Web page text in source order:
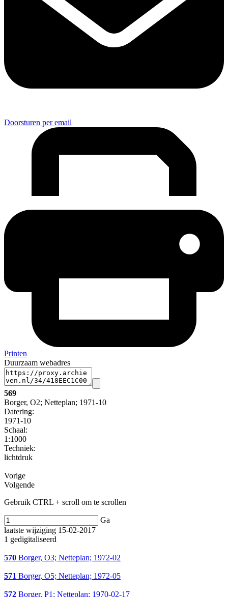
Doorsturen per email
Printen
Duurzaam webadres
569
Borger, O2; Netteplan; 1971-10
Datering:
1971-10
Schaal:
1:1000
Techniek:
lichtdruk
Vorige
Volgende
Gebruik CTRL + scroll om te scrollen
Ga
laatste wijziging 15-02-2017
1 gedigitaliseerd
570 Borger, O3; Netteplan; 1972-02
571 Borger, O5; Netteplan; 1972-05
572 Borger, P1; Netteplan; 1970-02-17